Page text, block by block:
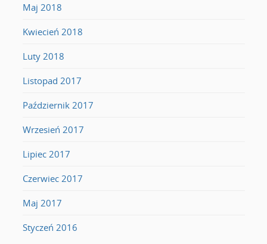
Maj 2018
Kwiecień 2018
Luty 2018
Listopad 2017
Październik 2017
Wrzesień 2017
Lipiec 2017
Czerwiec 2017
Maj 2017
Styczeń 2016